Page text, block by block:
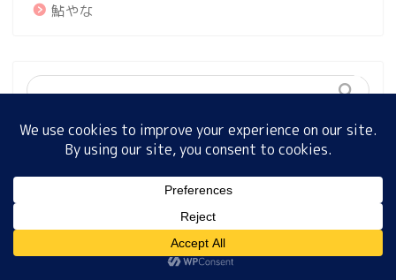
鮎やな
ラヴィット！ロック2026！カラビナ！視聴者プレセ
プロフィール サイトマップ